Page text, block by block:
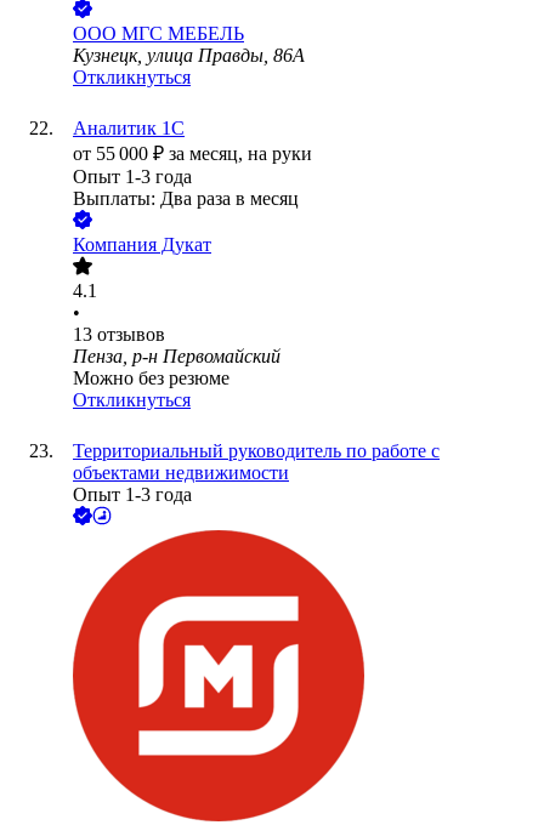
ООО МГС МЕБЕЛЬ
Кузнецк, улица Правды, 86А
Откликнуться
Аналитик 1С
от 55 000 ₽ за месяц, на руки
Опыт 1-3 года
Выплаты: Два раза в месяц
Компания Дукат
4.1
•
13 отзывов
Пенза, р-н Первомайский
Можно без резюме
Откликнуться
Территориальный руководитель по работе с
объектами недвижимости
Опыт 1-3 года